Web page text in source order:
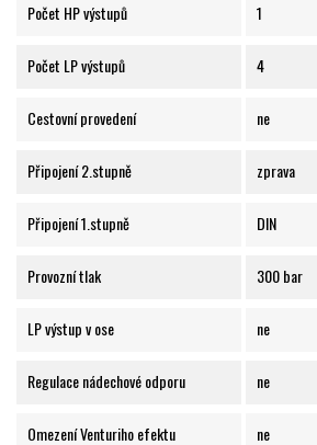
Počet HP výstupů 1
Počet LP výstupů 4
Cestovní provedení ne
Připojení 2.stupně zprava
Připojení 1.stupně DIN
Provozní tlak 300 bar
LP výstup v ose ne
Regulace nádechové odporu ne
Omezení Venturiho efektu ne